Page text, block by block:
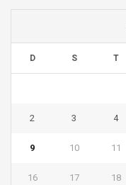
D S T
2 3 4
9 10 11
16 17 18